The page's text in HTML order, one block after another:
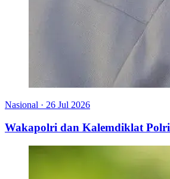
Nasional · 26 Jul 2026
Wakapolri dan Kalemdiklat